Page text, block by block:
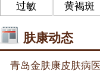
过敏 黄褐斑
肤康动态
青岛金肤康皮肤病